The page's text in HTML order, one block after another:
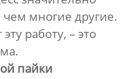
многие другие.
работу, – это
пайки